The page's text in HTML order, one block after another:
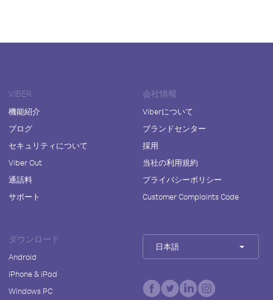
VIBER
機能紹介
ブログ
セキュリティについて
Viber Out
通話料
サポート
会社情報
Viberについて
ブランドセンター
採用
当社の利用規約
プライバシーポリシー
Customer Complaints Code
ダウンロード
Android
iPhone & iPad
Windows PC
日本語